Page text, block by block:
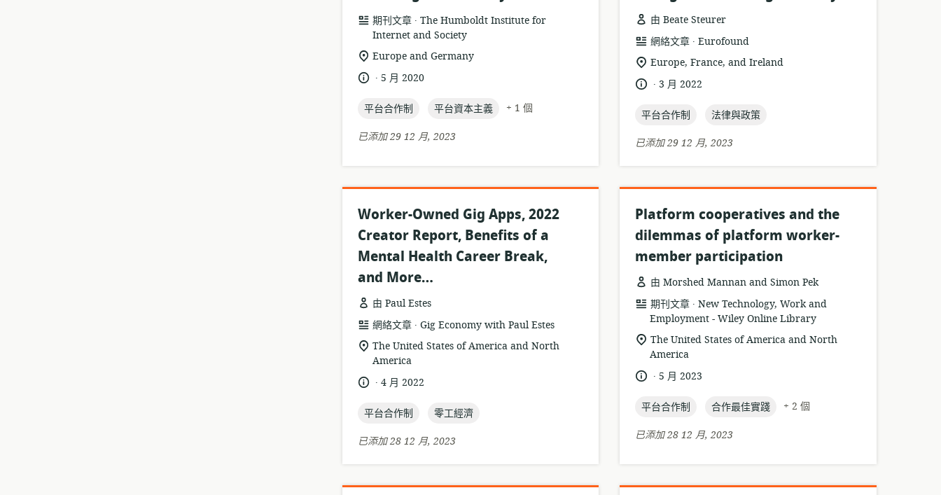
資
源
格
期刊文章 .
發
布
者:
The Humboldt Institute for
Internet and Society
相
關
置:
Europe and Germany
語
.
發
日
5 月 2020
topic:
平台合作制 topic:
平台資本主義
+ 1 個
已添加 29 12 月, 2023
由 Beate Steurer
資
源
式:
網絡文章 .
發 Eurofound
相
置:
Europe, France, and Ireland
語
.
發
日
3 月 2022
topic:
平台合作制 topic:
法律與政策
已添加 29 12 月, 2023
Worker-Owned Gig Apps, 2022
Creator Report, Benefits of a
Mental Health Career Break,
and More…
由 Paul Estes
資
源
格
網絡文章 .
發
布
Gig Economy with Paul Estes
相
關
The United States of America and North
America
語
.
發
日
4 月 2022
topic:
平台合作制 topic:
零工經濟
已添加 28 12 月, 2023
Platform cooperatives and the
dilemmas of platform worker-
member participation
由 Morshed Mannan and Simon Pek
資
源
格
式:
期刊文章 .
發
布
者:
New Technology, Work and
Employment - Wiley Online Library
相
關
The United States of America and North
America
語
.
發
日
5 月 2023
topic:
平台合作制 topic:
合作最佳實踐
+ 2 個
已添加 28 12 月, 2023